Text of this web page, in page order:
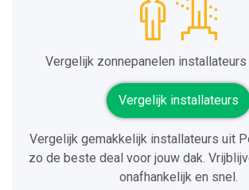
Vergelijk zonnepanelen
Vergelijk installateurs
Vergelijk gemakkelijk installateurs uit
zo de beste deal voor jouw dak.
onafhankelijk en snel.